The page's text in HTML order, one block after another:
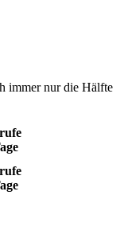
immer nur die Hälfte